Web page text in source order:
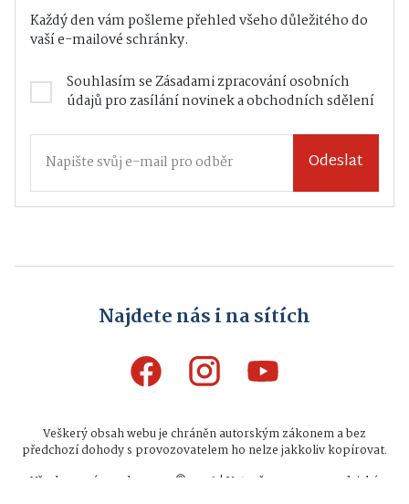
Každý den vám pošleme přehled všeho důležitého do
vaší e-mailové schránky.
Souhlasím seZásadami zpracování osobních
údajůpro zasílání novinek a obchodních sdělení
Odeslat
Najdete nás i na sítích
Veškerý obsah webu je chráněn autorským zákonem a bez
předchozí dohody s provozovatelem ho nelze jakkoliv kopírovat.
Všechna práva vyhrazena © 2026 | Vytvořeno na zpravodajské